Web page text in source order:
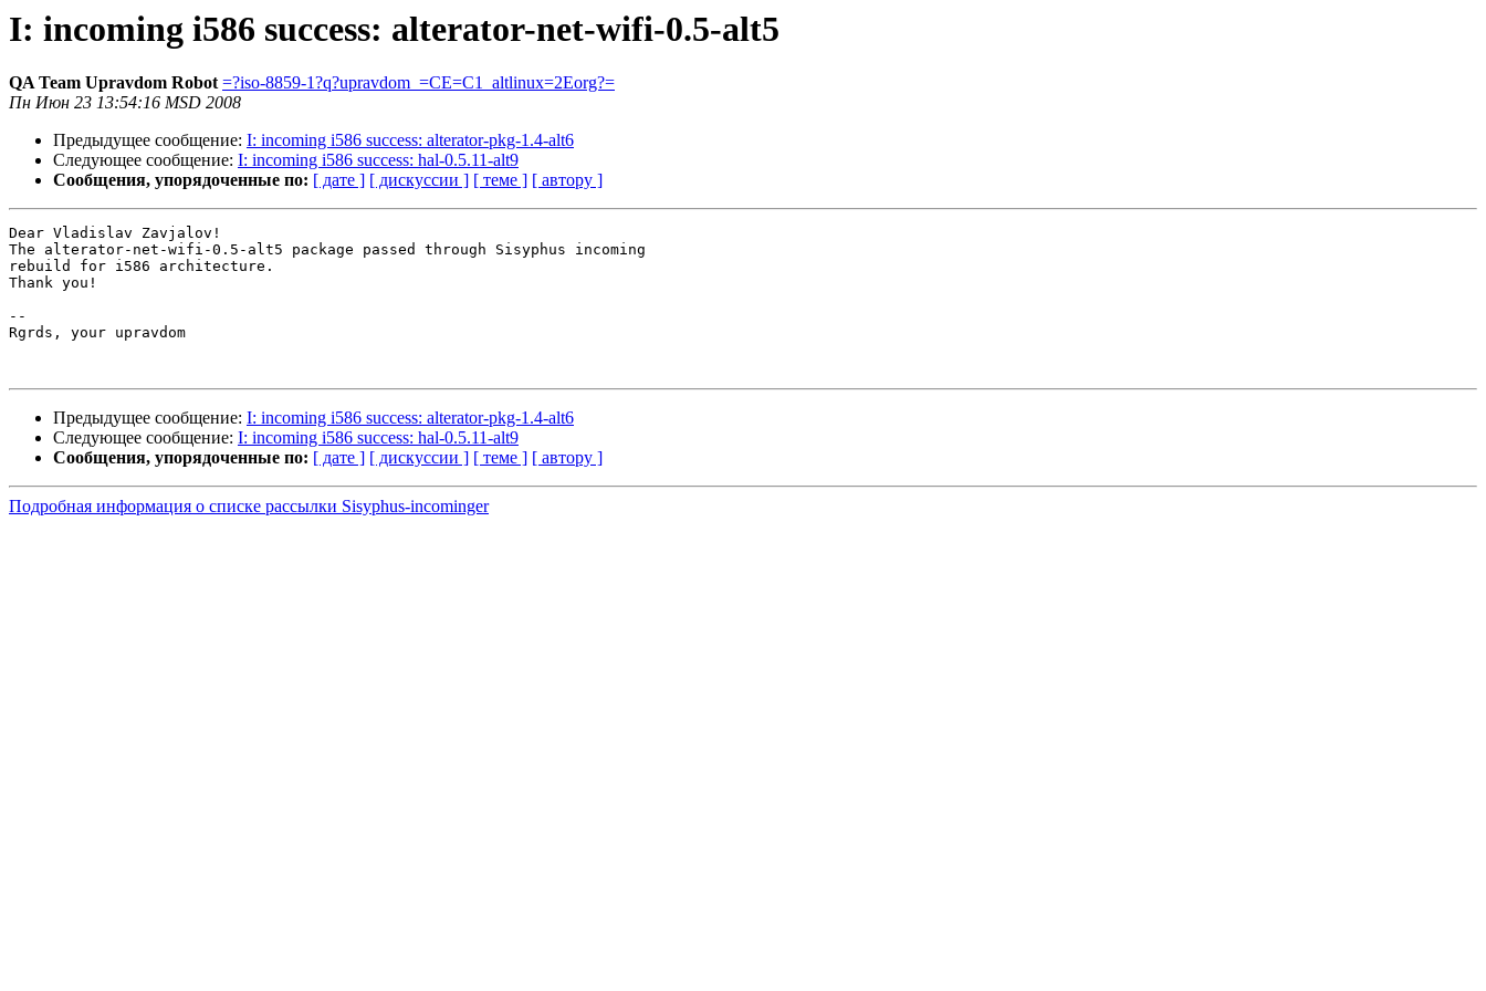
I: incoming i586 success: alterator-net-wifi-0.5-alt5
QA Team Upravdom Robot =?iso-8859-1?q?upravdom_=CE=C1_altlinux=2Eorg?=
Пн Июн 23 13:54:16 MSD 2008
Предыдущее сообщение: I: incoming i586 success: alterator-pkg-1.4-alt6
Следующее сообщение: I: incoming i586 success: hal-0.5.11-alt9
Сообщения, упорядоченные по: [ дате ] [ дискуссии ] [ теме ] [ автору ]
Dear Vladislav Zavjalov!
The alterator-net-wifi-0.5-alt5 package passed through Sisyphus incoming
rebuild for i586 architecture.
Thank you!
--
Rgrds, your upravdom
Предыдущее сообщение: I: incoming i586 success: alterator-pkg-1.4-alt6
Следующее сообщение: I: incoming i586 success: hal-0.5.11-alt9
Сообщения, упорядоченные по: [ дате ] [ дискуссии ] [ теме ] [ автору ]
Подробная информация о списке рассылки Sisyphus-incominger